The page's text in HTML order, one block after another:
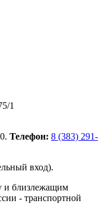
1
Телефон: 8 (383) 291-
вход).
и близлежащим
- транспортной